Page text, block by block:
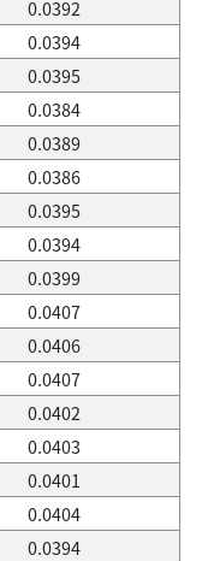
0.0392
0.0394
0.0395
0.0384
0.0389
0.0386
0.0395
0.0394
0.0399
0.0407
0.0406
0.0407
0.0402
0.0403
0.0401
0.0404
0.0394